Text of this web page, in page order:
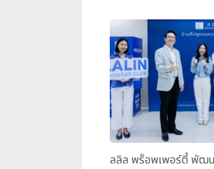
ลลิล พร็อพเพอร์ตี้ พัฒน